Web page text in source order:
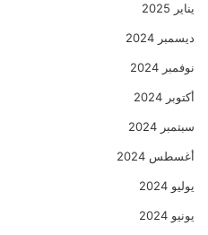
يناير 2025
ديسمبر 2024
نوفمبر 2024
أكتوبر 2024
سبتمبر 2024
أغسطس 2024
يوليو 2024
يونيو 2024